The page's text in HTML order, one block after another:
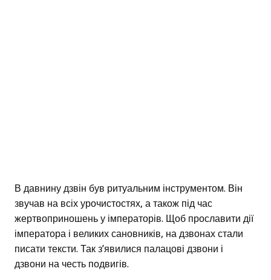
В давнину дзвін був ритуальним інструментом. Він
звучав на всіх урочистостях, а також під час
жертвоприношень у імператорів. Щоб прославити дії
імператора і великих сановників, на дзвонах стали
писати тексти. Так з’явилися палацові дзвони і
дзвони на честь подвигів.